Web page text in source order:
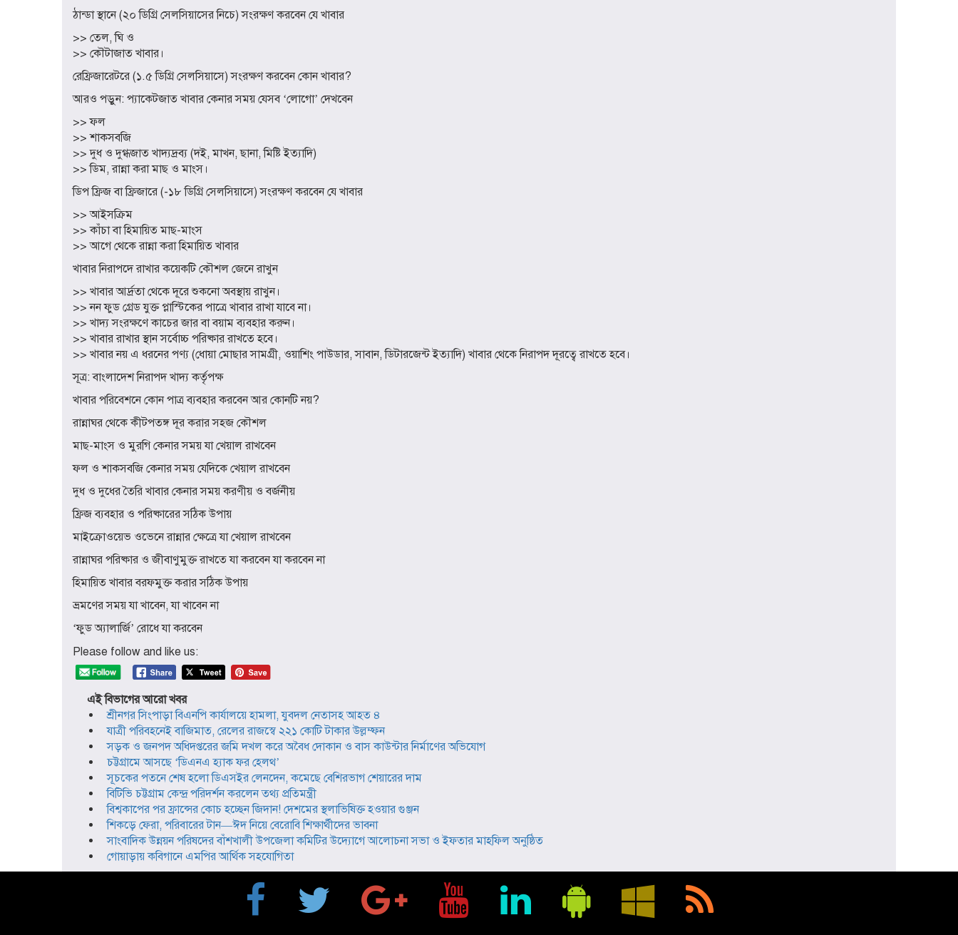
ঠান্ডা স্থানে (২০ ডিগ্রি সেলসিয়াসের নিচে) সংরক্ষণ করবেন যে খাবার
>> তেল, ঘি ও
>> কৌটাজাত খাবার।
রেফ্রিজারেটরে (১.৫ ডিগ্রি সেলসিয়াসে) সংরক্ষণ করবেন কোন খাবার?
আরও পড়ুন: প্যাকেটজাত খাবার কেনার সময় যেসব ‘লোগো’ দেখবেন
>> ফল
>> শাকসবজি
>> দুধ ও দুগ্ধজাত খাদ্যদ্রব্য (দই, মাখন, ছানা, মিষ্টি ইত্যাদি)
>> ডিম, রান্না করা মাছ ও মাংস।
ডিপ ফ্রিজ বা ফ্রিজারে (-১৮ ডিগ্রি সেলসিয়াসে) সংরক্ষণ করবেন যে খাবার
>> আইসক্রিম
>> কাঁচা বা হিমায়িত মাছ-মাংস
>> আগে থেকে রান্না করা হিমায়িত খাবার
খাবার নিরাপদে রাখার কয়েকটি কৌশল জেনে রাখুন
>> খাবার আর্দ্রতা থেকে দূরে শুকনো অবস্থায় রাখুন।
>> নন ফুড গ্রেড যুক্ত প্লাস্টিকের পাত্রে খাবার রাখা যাবে না।
>> খাদ্য সংরক্ষণে কাচের জার বা বয়াম ব্যবহার করুন।
>> খাবার রাখার স্থান সর্বোচ্চ পরিষ্কার রাখতে হবে।
>> খাবার নয় এ ধরনের পণ্য (ধোয়া মোছার সামগ্রী, ওয়াশিং পাউডার, সাবান, ডিটারজেন্ট ইত্যাদি) খাবার থেকে নিরাপদ দূরত্বে রাখতে হবে।
সূত্র: বাংলাদেশ নিরাপদ খাদ্য কর্তৃপক্ষ
খাবার পরিবেশনে কোন পাত্র ব্যবহার করবেন আর কোনটি নয়?
রান্নাঘর থেকে কীটপতঙ্গ দূর করার সহজ কৌশল
মাছ-মাংস ও মুরগি কেনার সময় যা খেয়াল রাখবেন
ফল ও শাকসবজি কেনার সময় যেদিকে খেয়াল রাখবেন
দুধ ও দুধের তৈরি খাবার কেনার সময় করণীয় ও বর্জনীয়
ফ্রিজ ব্যবহার ও পরিষ্কারের সঠিক উপায়
মাইক্রোওয়েভ ওভেনে রান্নার ক্ষেত্রে যা খেয়াল রাখবেন
রান্নাঘর পরিষ্কার ও জীবাণুমুক্ত রাখতে যা করবেন যা করবেন না
হিমায়িত খাবার বরফমুক্ত করার সঠিক উপায়
ভ্রমণের সময় যা খাবেন, যা খাবেন না
‘ফুড অ্যালার্জি’ রোধে যা করবেন
Please follow and like us:
এই বিভাগের আরো খবর
শ্রীনগর সিংপাড়া বিএনপি কার্যালয়ে হামলা, যুবদল নেতাসহ আহত ৪
যাত্রী পরিবহনেই বাজিমাত, রেলের রাজস্বে ২২১ কোটি টাকার উল্লম্ফন
সড়ক ও জনপদ অধিদপ্তরের জমি দখল করে অবৈধ দোকান ও বাস কাউন্টার নির্মাণের অভিযোগ
চট্টগ্রামে আসছে ‘ডিএনএ হ্যাক ফর হেলথ’
সূচকের পতনে শেষ হলো ডিএসইর লেনদেন, কমেছে বেশিরভাগ শেয়ারের দাম
বিটিভি চট্টগ্রাম কেন্দ্র পরিদর্শন করলেন তথ্য প্রতিমন্ত্রী
বিশ্বকাপের পর ফ্রান্সের কোচ হচ্ছেন জিদান! দেশমের স্থলাভিষিক্ত হওয়ার গুঞ্জন
শিকড়ে ফেরা, পরিবারের টান—ঈদ নিয়ে বেরোবি শিক্ষার্থীদের ভাবনা
সাংবাদিক উন্নয়ন পরিষদের বাঁশখালী উপজেলা কমিটির উদ্যোগে আলোচনা সভা ও ইফতার মাহফিল অনুষ্ঠিত
গোয়াড়ায় কবিগানে এমপির আর্থিক সহযোগিতা